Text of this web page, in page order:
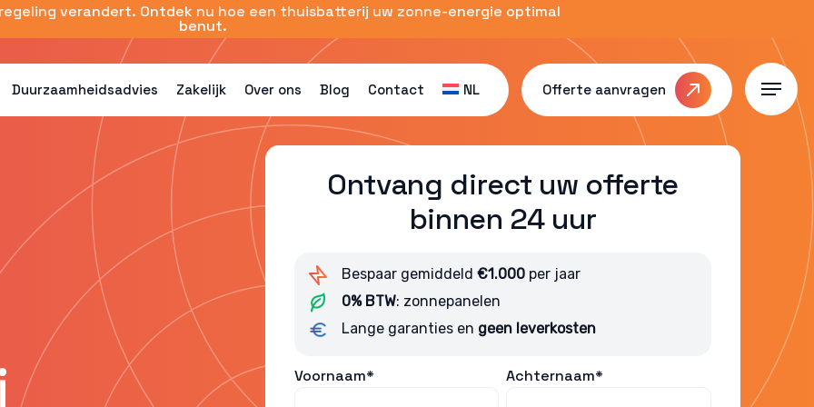
verandert. Ontdek nu hoe een thuisbatterij uw zonne-energie optimal
benut.
Duurzaamheidsadvies Zakelijk Over ons Blog Contact NL Offerte aanvragen Menu
Ontvang direct uw offerte
binnen 24 uur
Bespaar gemiddeld €1.000per jaar
0% BTW: zonnepanelen
Lange garanties en geen leverkosten
Voornaam* Achternaam*